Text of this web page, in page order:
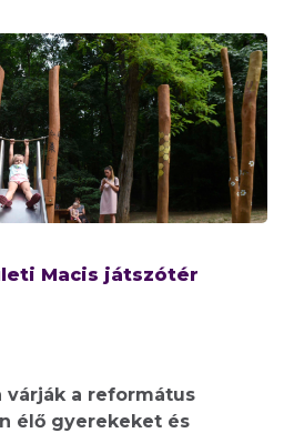
Macis játszótér
a református
élő gyerekeket és